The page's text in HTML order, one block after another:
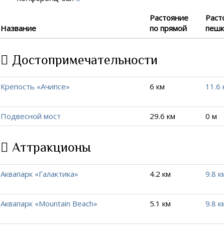
Название
Растояние
по прямой
Достопримечательности
Крепость «Ачипсе» 6 км 11.6
Подвесной мост 29.6 км 0 м
Аттракционы
Аквапарк «Галактика» 4.2 км 9.8
Аквапарк «Mountain Beach» 5.1 км 9.8